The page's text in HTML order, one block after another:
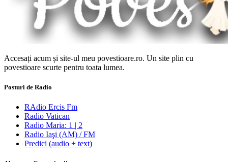
Accesați acum și site-ul meu povestioare.ro. Un site plin cu
povestioare scurte pentru toata lumea.
Posturi de Radio
RAdio Ercis Fm
Radio Vatican
Radio Maria: 1 | 2
Radio Iaşi (AM) / FM
Predici (audio + text)